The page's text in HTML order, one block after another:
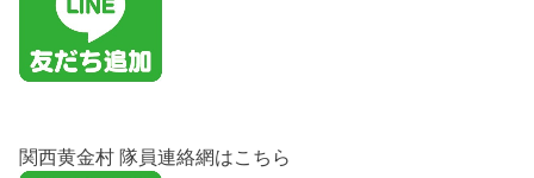
関西黄金村 隊員連絡網はこちら